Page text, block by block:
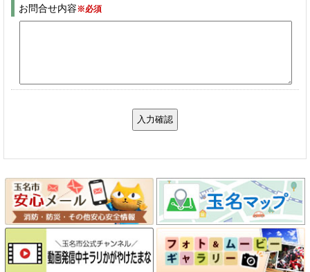
お問合せ内容※必須